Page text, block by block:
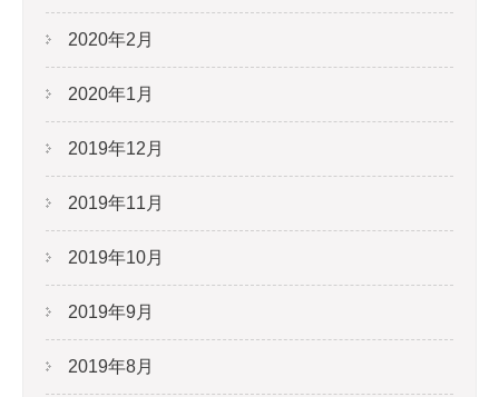
2020年2月
2020年1月
2019年12月
2019年11月
2019年10月
2019年9月
2019年8月